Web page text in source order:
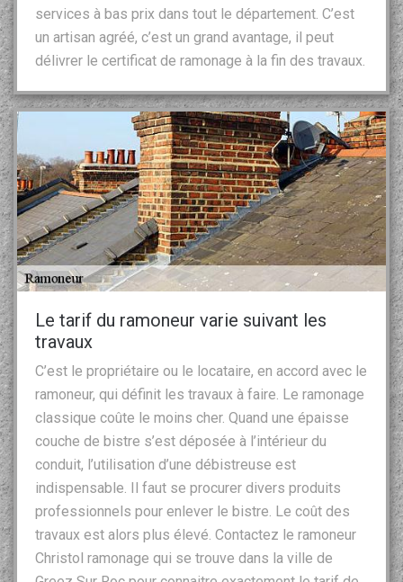
services à bas prix dans tout le département. C’est
un artisan agréé, c’est un grand avantage, il peut
délivrer le certificat de ramonage à la fin des travaux.
Le tarif du ramoneur varie suivant les
travaux
C’est le propriétaire ou le locataire, en accord avec le
ramoneur, qui définit les travaux à faire. Le ramonage
classique coûte le moins cher. Quand une épaisse
couche de bistre s’est déposée à l’intérieur du
conduit, l’utilisation d’une débistreuse est
indispensable. Il faut se procurer divers produits
professionnels pour enlever le bistre. Le coût des
travaux est alors plus élevé. Contactez le ramoneur
Christol ramonage qui se trouve dans la ville de